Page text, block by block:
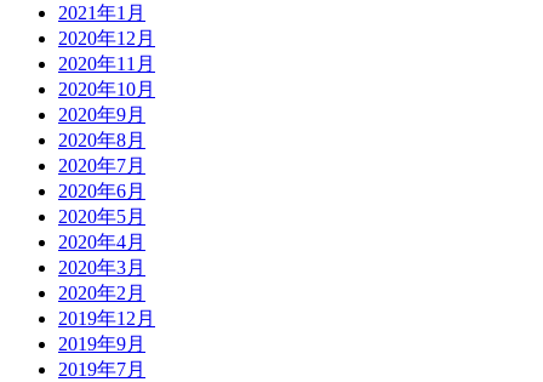
2021年1月
2020年12月
2020年11月
2020年10月
2020年9月
2020年8月
2020年7月
2020年6月
2020年5月
2020年4月
2020年3月
2020年2月
2019年12月
2019年9月
2019年7月